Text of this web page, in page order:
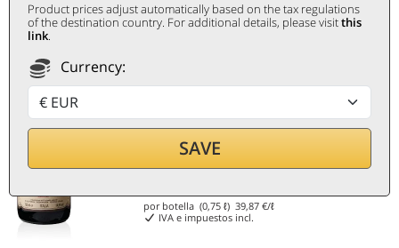
Product prices adjust automatically based on the tax regulations
of the destination country. For additional details, please visitthis
link.
Currency:
SAVE
29,90€
por botella (0,75 ℓ)39,87 €/ℓ
IVA e impuestos incl.